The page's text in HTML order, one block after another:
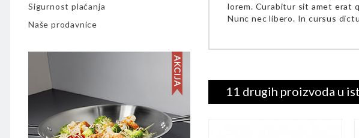
Sigurnost plaćanja
Naše prodavnice
lorem. Curabitur sit amet erat
Nunc nec libero. In cursus
11 drugih proizvoda u